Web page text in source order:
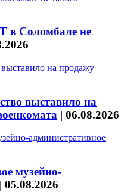
в Соломбале не
выставило на
| 06.08.2026
музейно-
| 05.08.2026